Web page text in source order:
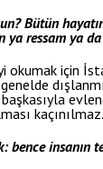
Bütün
ya ressam ya
için
bence insanın